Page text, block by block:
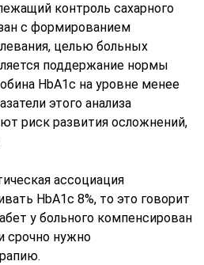
контроль сахарного
с формированием
целью больных
поддержание нормы
HbA1c на уровне менее
этого анализа
риск развития осложнений,
ассоциация
HbA1c 8%, то это говорит
у больного компенсирован
срочно нужно